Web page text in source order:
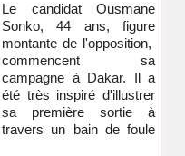
Le candidat Ousmane
Sonko, 44 ans, figure
montante de l'opposition,
commencent sa
campagne à Dakar. Il a
été très inspiré d'illustrer
sa première sortie à
travers un bain de foule